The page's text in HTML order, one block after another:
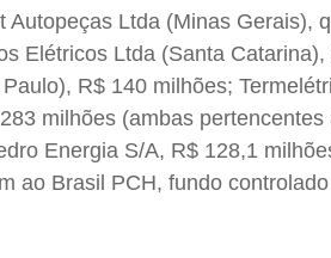
Ltda (Minas Gerais),
Elétricos Ltda (Santa
R$ 140 milhões;
milhões (ambas pertencentes
Energia S/A, R$ 128,1
ao Brasil PCH, fundo